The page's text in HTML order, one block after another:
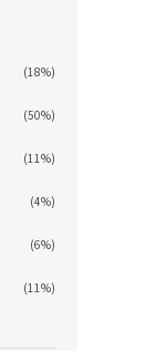
(18%)
(50%)
(11%)
(4%)
(6%)
(11%)